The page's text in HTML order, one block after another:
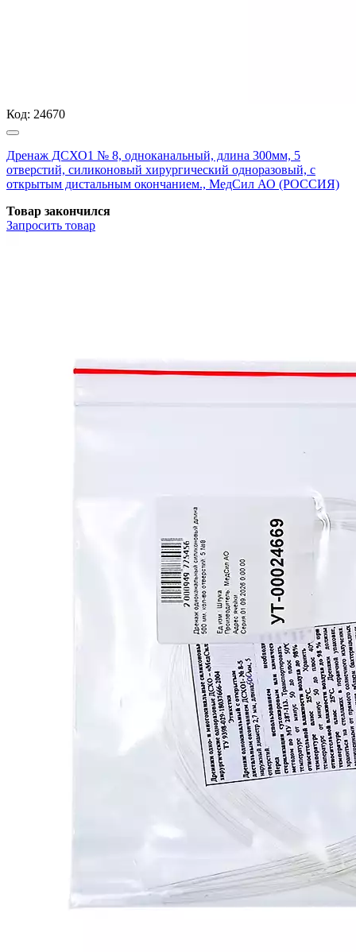
Код: 24670
Дренаж ДСХО1 № 8, одноканальный, длина 300мм, 5
отверстий, силиконовый хирургический одноразовый, с
открытым дистальным окончанием., МедСил АО (РОССИЯ)
Товар закончился
Запросить товар